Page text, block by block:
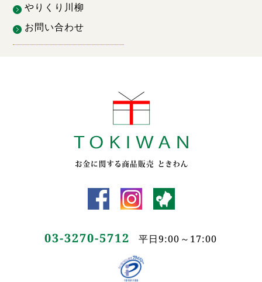
やりくり川柳
お問い合わせ
03-3270-5712 平日9:00～17:00